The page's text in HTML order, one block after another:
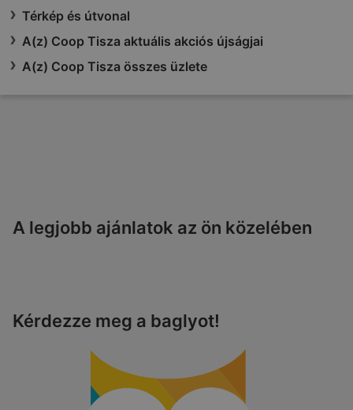
Térkép és útvonal
A(z) Coop Tisza aktuális akciós újságjai
A(z) Coop Tisza összes üzlete
A legjobb ajánlatok az ön közelében
Kérdezze meg a baglyot!